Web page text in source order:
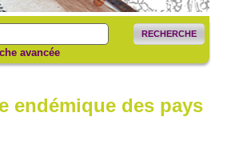
RECHERCHE
avancée
endémique des pays